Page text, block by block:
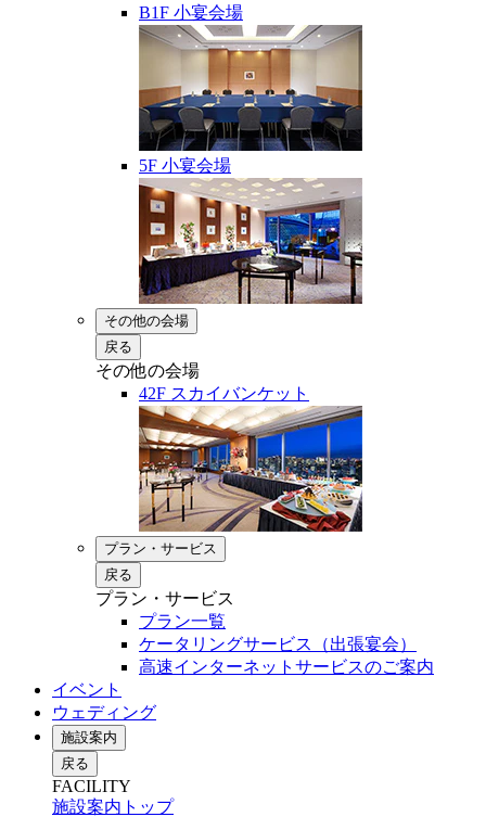
B1F 小宴会場
5F 小宴会場
その他の会場
戻る
その他の会場
42F スカイバンケット
プラン・サービス
戻る
プラン・サービス
プラン一覧
ケータリングサービス（出張宴会）
高速インターネットサービスのご案内
イベント
ウェディング
施設案内
戻る
FACILITY
施設案内トップ